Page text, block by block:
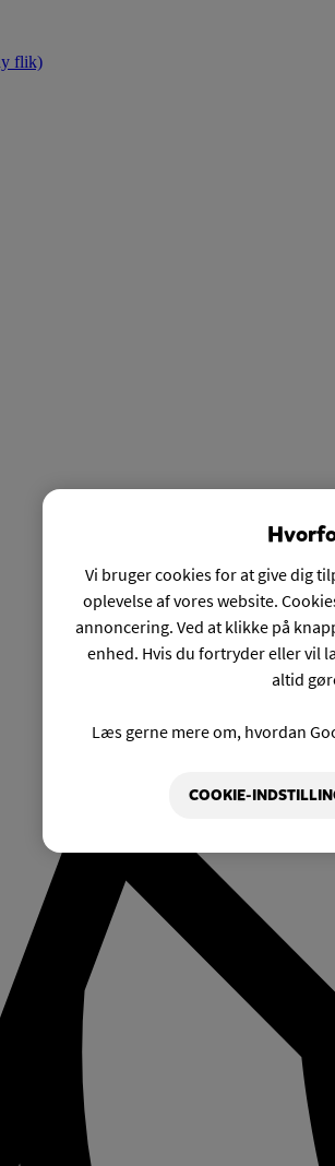
flik)
Vi bruger cookies for at give dig
oplevelse af vores website.
annoncering. Ved at klikke på
enhed. Hvis du fortryder eller vil
altid
Læs gerne mere om, hvordan
COOKIE-